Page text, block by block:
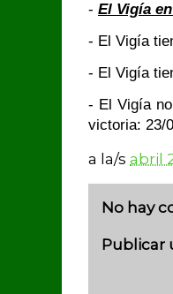
- El Vigía
- El Vigía
- El Vigía
- El Vigía
victoria: 23/
a la/s abril
No hay
Publicar